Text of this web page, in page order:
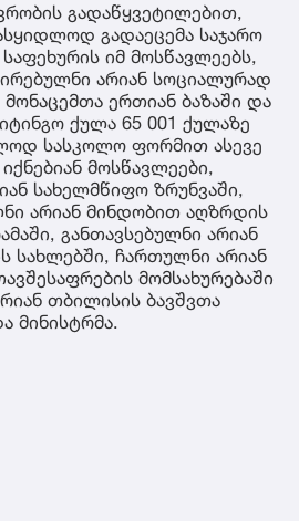
გადაწყვეტილებით,
გადაეცემა საჯარო
იმ მოსწავლეებს,
არიან სოციალურად
ერთიან ბაზაში და
ქულა 65 001 ქულაზე
სასკოლო ფორმით ასევე
მოსწავლეები,
სახელმწიფო ზრუნვაში,
არიან მინდობით აღზრდის
განთავსებულნი არიან
სახლებში, ჩართულნი არიან
მომსახურებაში
თბილისის ბავშვთა
მინისტრმა.